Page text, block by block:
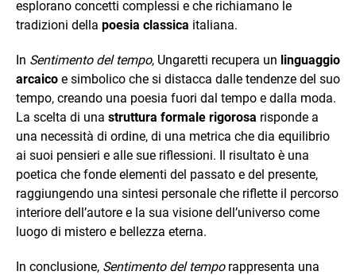
esplorano concetti complessi e che richiamano le
tradizioni della poesia classica italiana.
In Sentimento del tempo, Ungaretti recupera un linguaggio
arcaico e simbolico che si distacca dalle tendenze del suo
tempo, creando una poesia fuori dal tempo e dalla moda.
La scelta di una struttura formale rigorosa risponde a
una necessità di ordine, di una metrica che dia equilibrio
ai suoi pensieri e alle sue riflessioni. Il risultato è una
poetica che fonde elementi del passato e del presente,
raggiungendo una sintesi personale che riflette il percorso
interiore dell’autore e la sua visione dell’universo come
luogo di mistero e bellezza eterna.
In conclusione, Sentimento del temporappresenta una